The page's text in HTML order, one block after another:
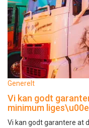
Generelt
Vi kan godt
minimum
Vi kan godt garantere at